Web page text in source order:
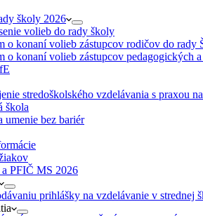
školy 2026
volieb do rady školy
o konaní volieb zástupcov rodičov do rady
o konaní volieb zástupcov pedagogických
stredoškolského vzdelávania s praxou
škola
umenie bez bariér
PFIČ MS 2026
prihlášky na vzdelávanie v strednej